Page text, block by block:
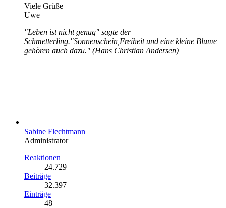
Viele Grüße
Uwe
"Leben ist nicht genug" sagte der
Schmetterling."Sonnenschein,Freiheit und eine kleine Blume
gehören auch dazu." (Hans Christian Andersen)
Sabine Flechtmann
Administrator
Reaktionen
24.729
Beiträge
32.397
Einträge
48